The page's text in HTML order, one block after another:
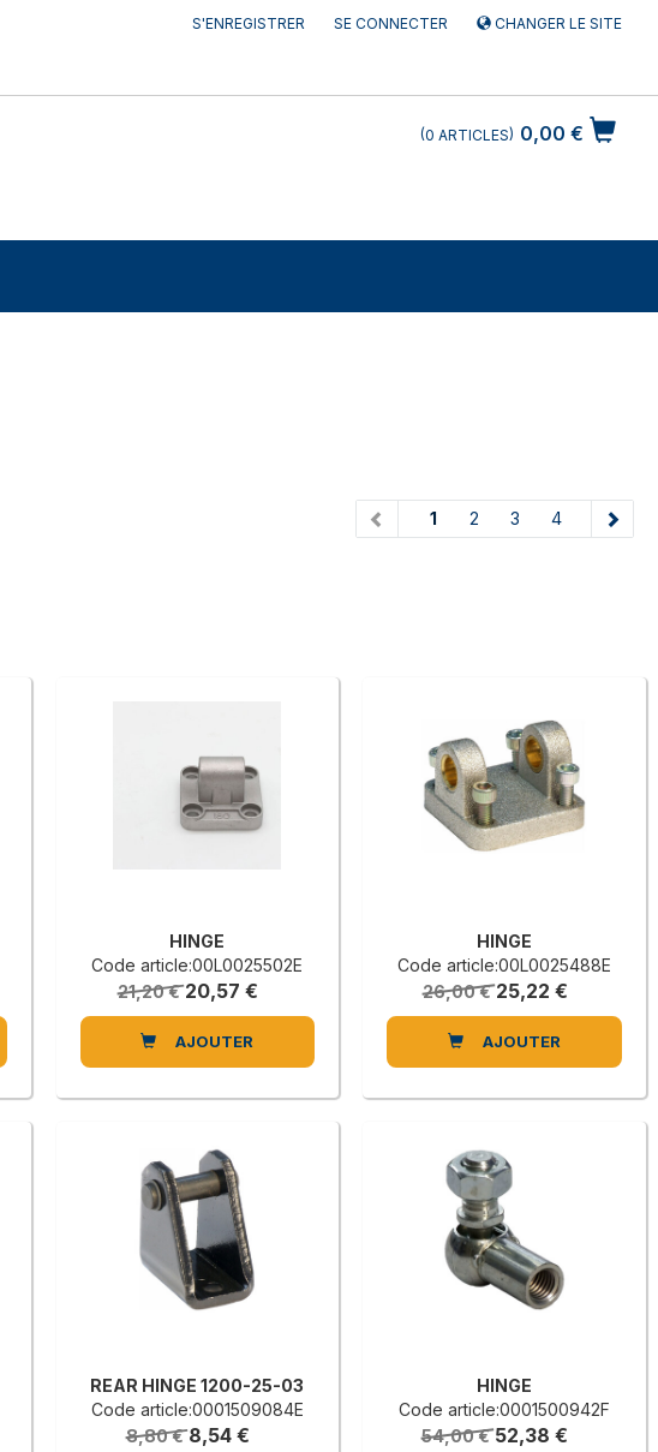
S'ENREGISTRER SE CONNECTER CHANGER LE SITE
0,00 €
0 ARTICLES
1 (current)
2 3 4
HINGE
Code article:00L0025502E
21,20 € 20,57 €
AJOUTER
HINGE
Code article:00L0025488E
26,00 € 25,22 €
AJOUTER
REAR HINGE 1200-25-03
Code article:0001509084E
8,80 € 8,54 €
HINGE
Code article:0001500942F
54,00 € 52,38 €